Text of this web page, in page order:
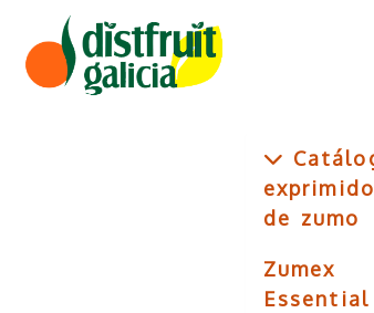
de zumo
Zumex
Essential